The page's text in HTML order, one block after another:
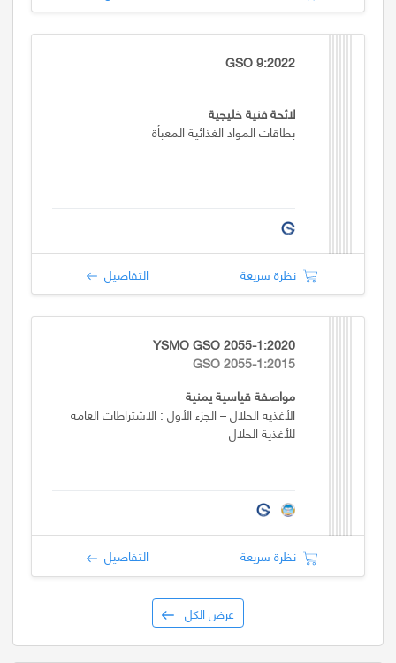
GSO 9:2022
لائحة فنية خليجية
بطاقات المواد الغذائية المعبأة
نظرة سريعة التفاصيل
YSMO GSO 2055-1:2020
GSO 2055-1:2015
مواصفة قياسية يمنية
الأغذية الحلال – الجزء الأول : الاشتراطات العامة
للأغذية الحلال
نظرة سريعة التفاصيل
عرض الكل